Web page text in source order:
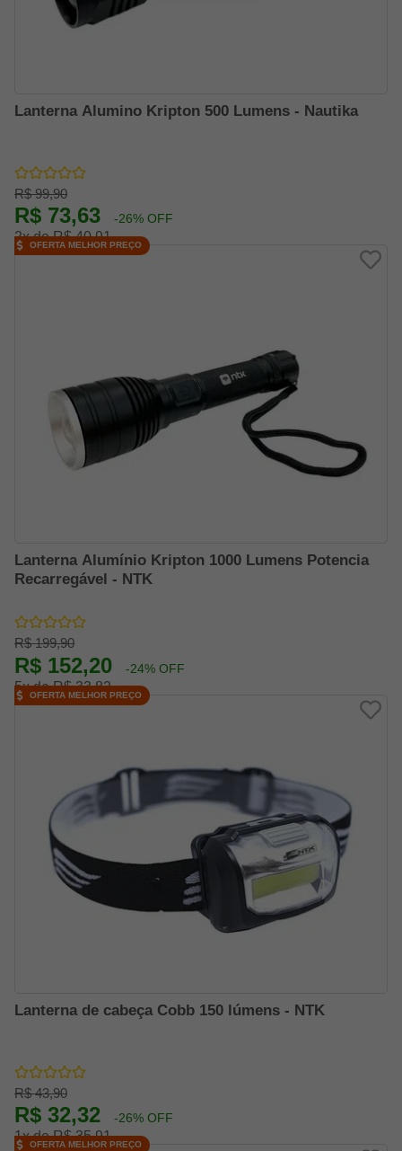
Lanterna Alumino Kripton 500 Lumens - Nautika
R$ 99,90
R$ 73,63 -26% OFF
2x de R$ 40,91
Lanterna Alumínio Kripton 1000 Lumens Potencia
Recarregável - NTK
R$ 199,90
R$ 152,20 -24% OFF
5x de R$ 33,82
OFERTA MELHOR PREÇO
Lanterna de cabeça Cobb 150 lúmens - NTK
R$ 43,90
R$ 32,32 -26% OFF
1x de R$ 35,91
OFERTA MELHOR PREÇO
OFERTA MELHOR PREÇO